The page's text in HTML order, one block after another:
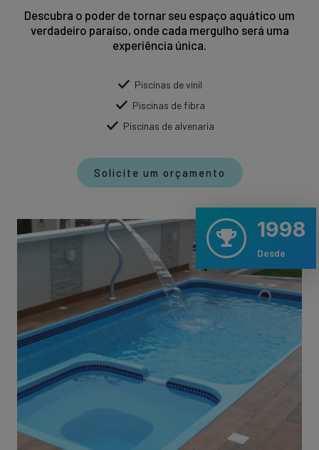
Descubra o poder de tornar seu espaço aquático um
verdadeiro paraíso, onde cada mergulho será uma
experiência única.
1998
Desde
Piscinas de vinil
Piscinas de fibra
Piscinas de alvenaria
Solicite um orçamento